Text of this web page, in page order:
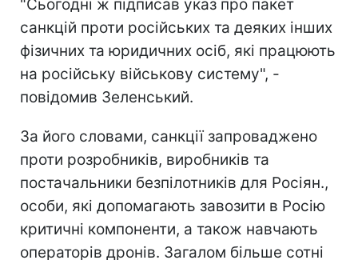
"Сьогодні ж підписав указ про пакет
санкцій проти російських та деяких інших
фізичних та юридичних осіб, які працюють
на російську військову систему", -
повідомив Зеленський.
За його словами, санкції запроваджено
проти розробників, виробників та
постачальники безпілотників для Росіян.,
особи, які допомагають завозити в Росію
критичні компоненти, а також навчають
операторів дронів. Загалом більше сотні